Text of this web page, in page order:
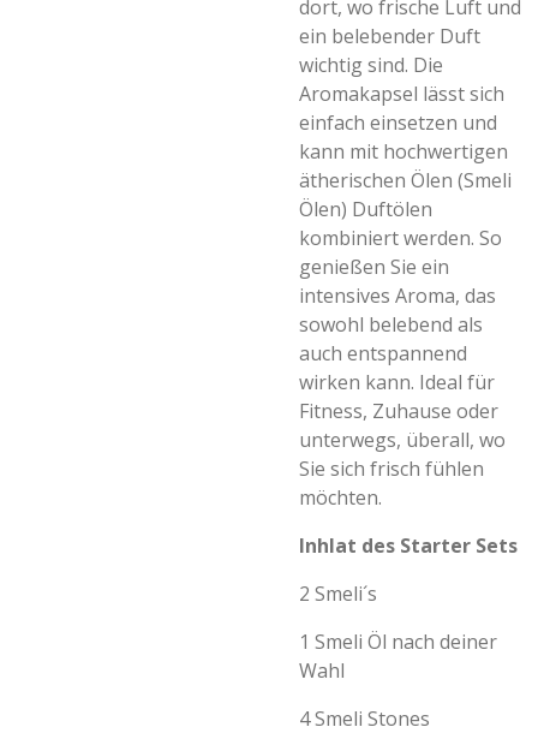
dort, wo frische Luft und
ein belebender Duft
wichtig sind. Die
Aromakapsel lässt sich
einfach einsetzen und
kann mit hochwertigen
ätherischen Ölen (Smeli
Ölen) Duftölen
kombiniert werden. So
genießen Sie ein
intensives Aroma, das
sowohl belebend als
auch entspannend
wirken kann. Ideal für
Fitness, Zuhause oder
unterwegs, überall, wo
Sie sich frisch fühlen
möchten.
Inhlat des Starter Sets
2 Smeli´s
1 Smeli Öl nach deiner
Wahl
4 Smeli Stones